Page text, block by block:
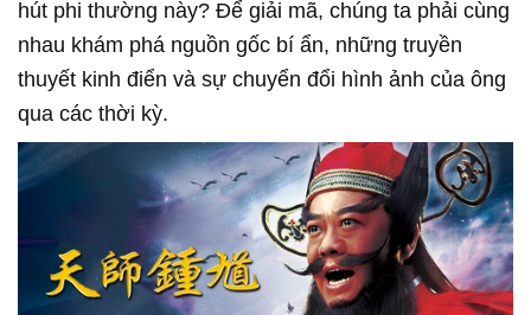
hút phi thường này? Để giải mã, chúng ta phải cùng
nhau khám phá nguồn gốc bí ẩn, những truyền
thuyết kinh điển và sự chuyển đổi hình ảnh của ông
qua các thời kỳ.